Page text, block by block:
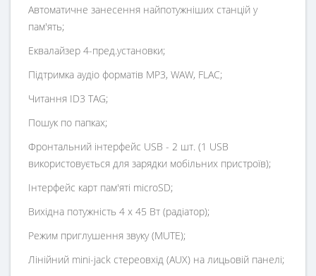
Автоматичне занесення найпотужніших станцій у
пам'ять;
Еквалайзер 4-пред.установки;
Підтримка аудіо форматів MP3, WAW, FLAC;
Читання ID3 TAG;
Пошук по папках;
Фронтальний інтерфейс USB - 2 шт. (1 USB
використовується для зарядки мобільних пристроїв);
Інтерфейс карт пам'яті microSD;
Вихідна потужність 4 х 45 Вт (радіатор);
Режим приглушення звуку (MUTE);
Лінійний mini-jack стереовхід (AUX) на лицьовій панелі;